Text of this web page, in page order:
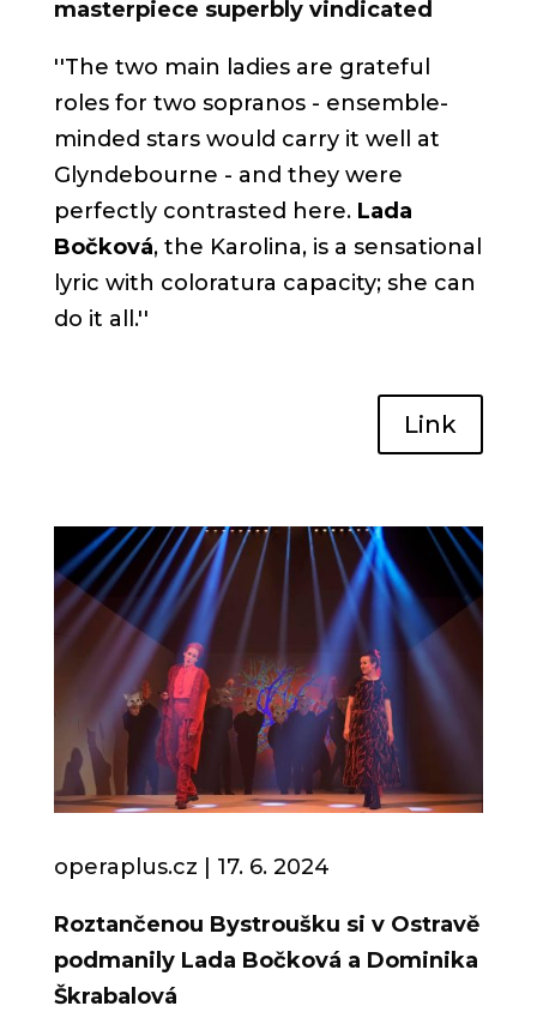
masterpiece superbly vindicated
''The two main ladies are grateful
roles for two sopranos - ensemble-
minded stars would carry it well at
Glyndebourne - and they were
perfectly contrasted here. Lada
Bočková, the Karolina, is a sensational
lyric with coloratura capacity; she can
do it all.''
Link
operaplus.cz | 17. 6.2024
Roztančenou Bystroušku si v Ostravě
podmanily Lada Bočková a Dominika
Škrabalová